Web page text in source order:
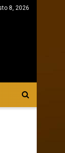
8, 2026